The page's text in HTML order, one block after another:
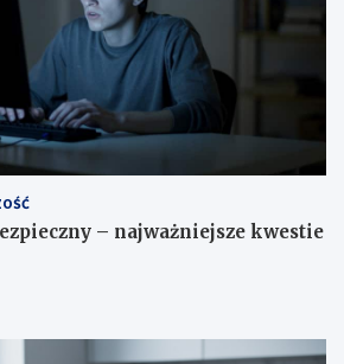
– najważniejsze kwestie